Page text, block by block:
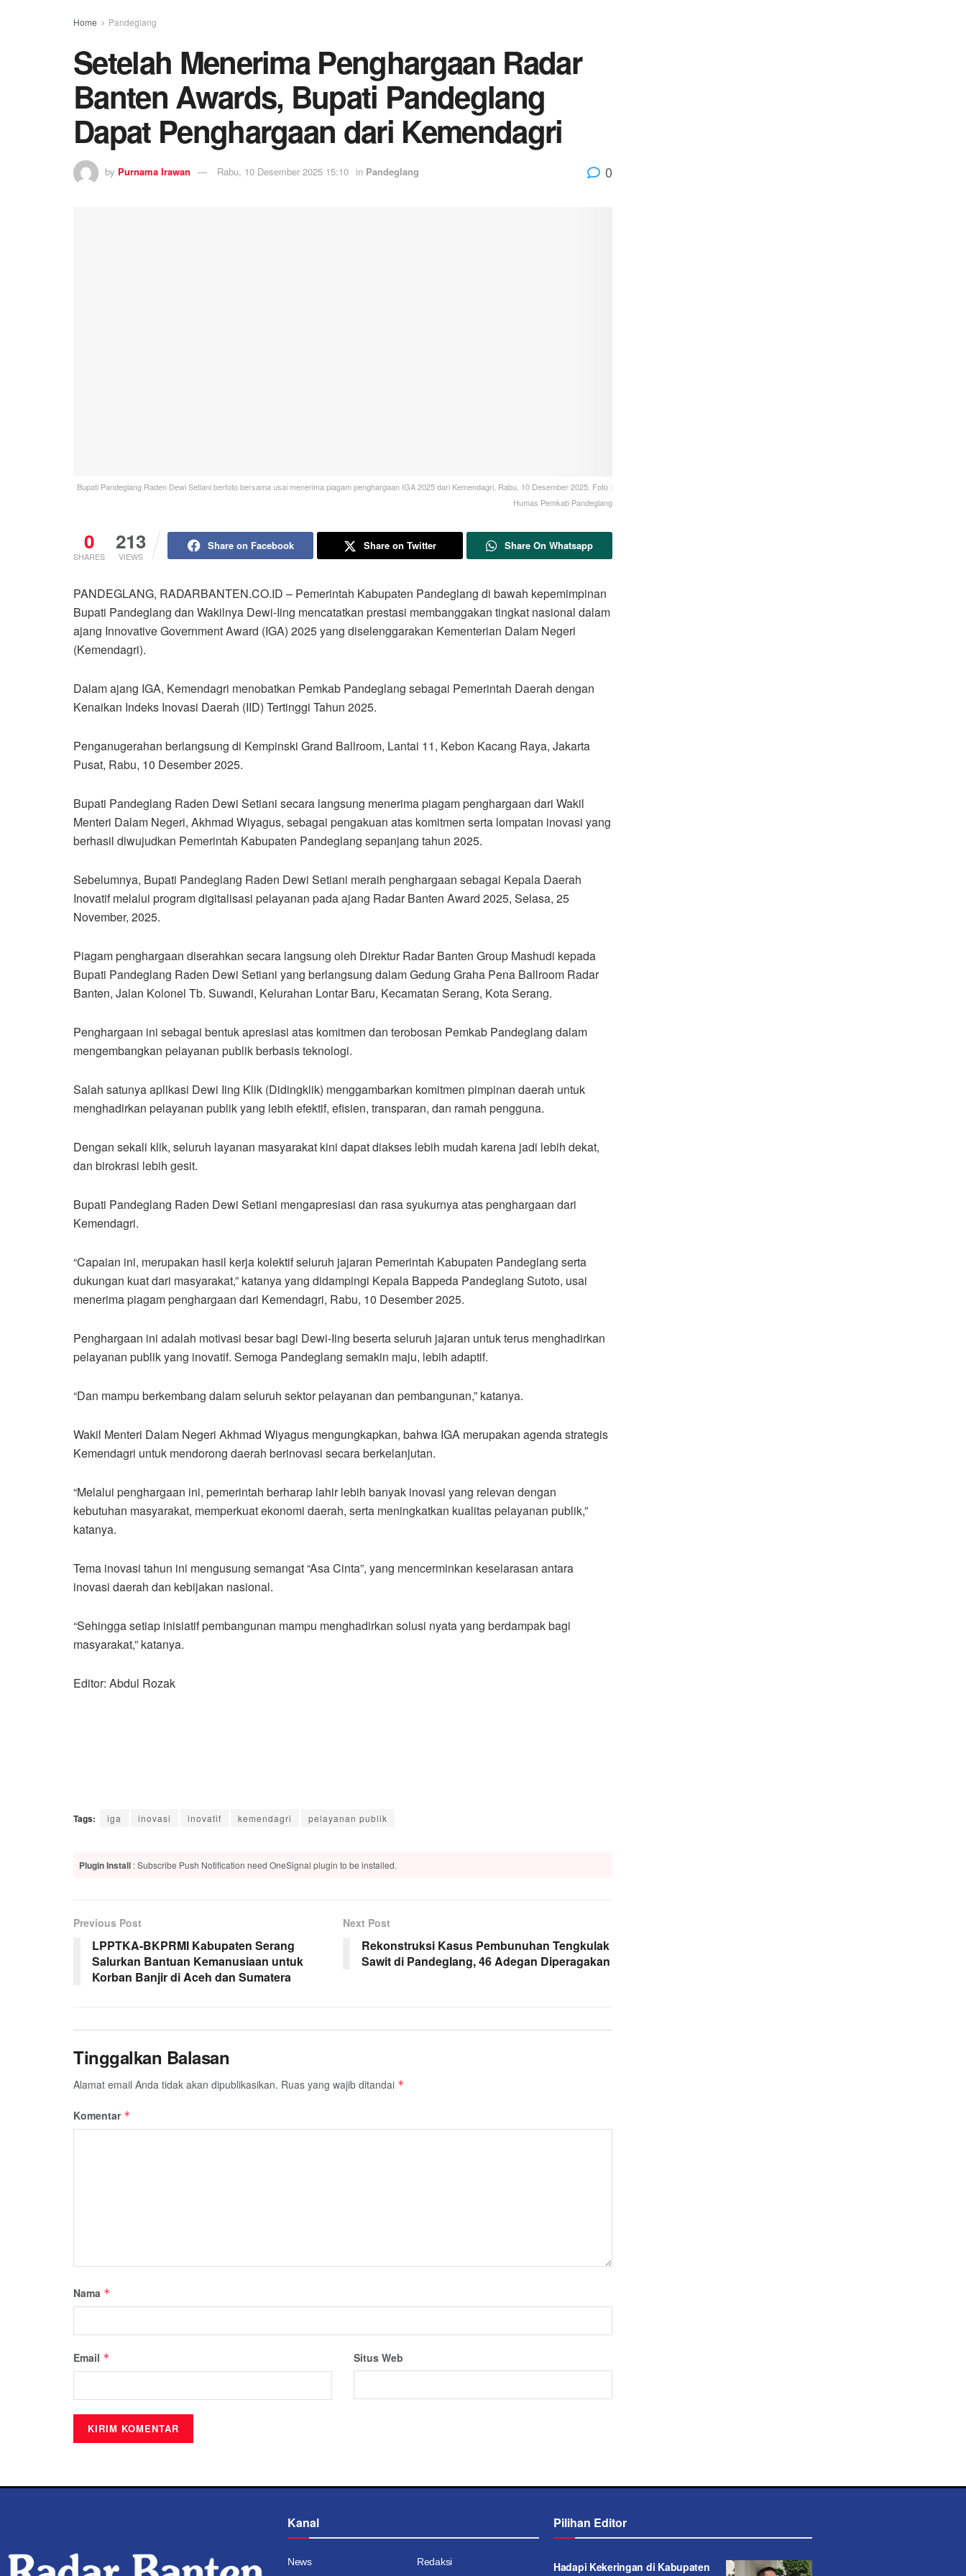
Home Pandeglang
Setelah Menerima Penghargaan Radar
Banten Awards, Bupati Pandeglang
Dapat Penghargaan dari Kemendagri
by Purnama Irawan Rabu, 10 Desember 2025 15:10 in Pandeglang 0
Bupati Pandeglang Raden Dewi Setiani berfoto bersama usai menerima piagam penghargaan IGA 2025 dari Kemendagri, Rabu, 10 Desember 2025. Foto :
Humas Pemkab Pandeglang
0
SHARES
213
VIEWS
Share on Facebook Share on Twitter Share On Whatsapp
PANDEGLANG, RADARBANTEN.CO.ID – Pemerintah Kabupaten Pandeglang di bawah kepemimpinan
Bupati Pandeglang dan Wakilnya Dewi-Iing mencatatkan prestasi membanggakan tingkat nasional dalam
ajang Innovative Government Award (IGA) 2025 yang diselenggarakan Kementerian Dalam Negeri
(Kemendagri).
Dalam ajang IGA, Kemendagri menobatkan Pemkab Pandeglang sebagai Pemerintah Daerah dengan
Kenaikan Indeks Inovasi Daerah (IID) Tertinggi Tahun 2025.
Penganugerahan berlangsung di Kempinski Grand Ballroom, Lantai 11, Kebon Kacang Raya, Jakarta
Pusat, Rabu, 10 Desember 2025.
Bupati Pandeglang Raden Dewi Setiani secara langsung menerima piagam penghargaan dari Wakil
Menteri Dalam Negeri, Akhmad Wiyagus, sebagai pengakuan atas komitmen serta lompatan inovasi yang
berhasil diwujudkan Pemerintah Kabupaten Pandeglang sepanjang tahun 2025.
Sebelumnya, Bupati Pandeglang Raden Dewi Setiani meraih penghargaan sebagai Kepala Daerah
Inovatif melalui program digitalisasi pelayanan pada ajang Radar Banten Award 2025, Selasa, 25
November, 2025.
Piagam penghargaan diserahkan secara langsung oleh Direktur Radar Banten Group Mashudi kepada
Bupati Pandeglang Raden Dewi Setiani yang berlangsung dalam Gedung Graha Pena Ballroom Radar
Banten, Jalan Kolonel Tb. Suwandi, Kelurahan Lontar Baru, Kecamatan Serang, Kota Serang.
Penghargaan ini sebagai bentuk apresiasi atas komitmen dan terobosan Pemkab Pandeglang dalam
mengembangkan pelayanan publik berbasis teknologi.
Salah satunya aplikasi Dewi Iing Klik (Didingklik) menggambarkan komitmen pimpinan daerah untuk
menghadirkan pelayanan publik yang lebih efektif, efisien, transparan, dan ramah pengguna.
Dengan sekali klik, seluruh layanan masyarakat kini dapat diakses lebih mudah karena jadi lebih dekat,
dan birokrasi lebih gesit.
Bupati Pandeglang Raden Dewi Setiani mengapresiasi dan rasa syukurnya atas penghargaan dari
Kemendagri.
“Capaian ini, merupakan hasil kerja kolektif seluruh jajaran Pemerintah Kabupaten Pandeglang serta
dukungan kuat dari masyarakat,” katanya yang didampingi Kepala Bappeda Pandeglang Sutoto, usai
menerima piagam penghargaan dari Kemendagri, Rabu, 10 Desember 2025.
Penghargaan ini adalah motivasi besar bagi Dewi-Iing beserta seluruh jajaran untuk terus menghadirkan
pelayanan publik yang inovatif. Semoga Pandeglang semakin maju, lebih adaptif.
“Dan mampu berkembang dalam seluruh sektor pelayanan dan pembangunan,” katanya.
Wakil Menteri Dalam Negeri Akhmad Wiyagus mengungkapkan, bahwa IGA merupakan agenda strategis
Kemendagri untuk mendorong daerah berinovasi secara berkelanjutan.
“Melalui penghargaan ini, pemerintah berharap lahir lebih banyak inovasi yang relevan dengan
kebutuhan masyarakat, memperkuat ekonomi daerah, serta meningkatkan kualitas pelayanan publik,”
katanya.
Tema inovasi tahun ini mengusung semangat “Asa Cinta”, yang mencerminkan keselarasan antara
inovasi daerah dan kebijakan nasional.
“Sehingga setiap inisiatif pembangunan mampu menghadirkan solusi nyata yang berdampak bagi
masyarakat,” katanya.
Editor: Abdul Rozak
Tags: iga inovasi inovatif kemendagri pelayanan publik
Plugin Install : Subscribe Push Notification need OneSignal plugin to be installed.
Previous Post
LPPTKA-BKPRMI Kabupaten Serang
Salurkan Bantuan Kemanusiaan untuk
Korban Banjir di Aceh dan Sumatera
Next Post
Rekonstruksi Kasus Pembunuhan Tengkulak
Sawit di Pandeglang, 46 Adegan Diperagakan
Tinggalkan Balasan
Alamat email Anda tidak akan dipublikasikan. Ruas yang wajib ditandai *
Komentar *
Nama *
Email * Situs Web
Kanal
News Redaksi
Pilihan Editor
Hadapi Kekeringan di Kabupaten